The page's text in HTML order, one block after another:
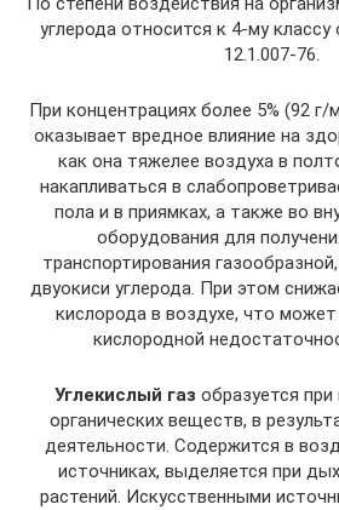
углерода относится к 4-му
12.1.007-76.
При концентрациях более 5% (92 г/
оказывает вредное влияние на
как она тяжелее воздуха в
накапливаться в
пола и в приямках, а также во
оборудования для
транспортирования
двуокиси углерода. При этом
кислорода в воздухе, что
кислородной
Углекислый газ образуется при
органических веществ, в
деятельности. Содержится в
источниках, выделяется при
растений. Искусственными